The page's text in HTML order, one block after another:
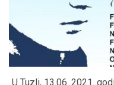
U Tuzli, 13.06. 2021.